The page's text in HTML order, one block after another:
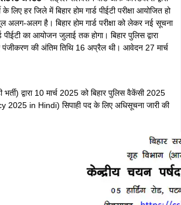
खारिज कर दिया गया है। प्राधिकरण ने आवेदन खारिज
हुए आधिकारिक वेबसाइट पर इन सभी उम्मीदवारों के नाम
आवेदन की सूचना विज्ञापन संख्या 01/2025 के तहत
की गई थी। प्राधिकरण ने 16 अप्रैल को नई सूचना जारी
संशोधित तिथि जारी की। संशोधित तिथि के अनुसार, बिहार
जमा करने की अंतिम तिथि 25 अप्रैल 2025 थी।